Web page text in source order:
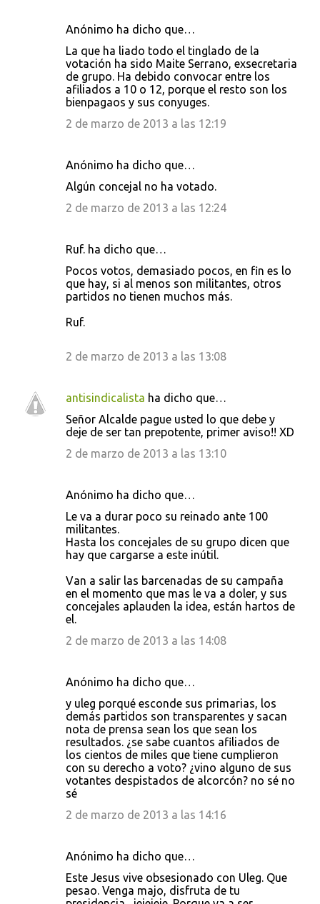
Anónimo ha dicho que…
La que ha liado todo el tinglado de la
votación ha sido Maite Serrano, exsecretaria
de grupo. Ha debido convocar entre los
afiliados a 10 o 12, porque el resto son los
bienpagaos y sus conyuges.
2 de marzo de 2013 a las 12:19
Anónimo ha dicho que…
Algún concejal no ha votado.
2 de marzo de 2013 a las 12:24
Ruf. ha dicho que…
Pocos votos, demasiado pocos, en fin es lo
que hay, si al menos son militantes, otros
partidos no tienen muchos más.
Ruf.
2 de marzo de 2013 a las 13:08
antisindicalista ha dicho que…
Señor Alcalde pague usted lo que debe y
deje de ser tan prepotente, primer aviso!! XD
2 de marzo de 2013 a las 13:10
Anónimo ha dicho que…
Le va a durar poco su reinado ante 100
militantes.
Hasta los concejales de su grupo dicen que
hay que cargarse a este inútil.
Van a salir las barcenadas de su campaña
en el momento que mas le va a doler, y sus
concejales aplauden la idea, están hartos de
el.
2 de marzo de 2013 a las 14:08
Anónimo ha dicho que…
y uleg porqué esconde sus primarias, los
demás partidos son transparentes y sacan
nota de prensa sean los que sean los
resultados. ¿se sabe cuantos afiliados de
los cientos de miles que tiene cumplieron
con su derecho a voto? ¿vino alguno de sus
votantes despistados de alcorcón? no sé no
sé
2 de marzo de 2013 a las 14:16
Anónimo ha dicho que…
Este Jesus vive obsesionado con Uleg. Que
pesao. Venga majo, disfruta de tu